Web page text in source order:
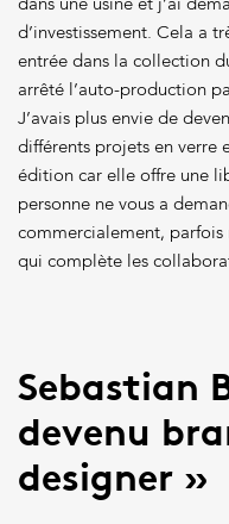
dans une usine et j’ai
d’investissement. Cela a
entrée dans la collection
arrêté l’auto-production
J’avais plus envie de
différents projets en verre
édition car elle offre une
personne ne vous a
commercialement, parfois
qui complète les
Sebastian
devenu
designer »